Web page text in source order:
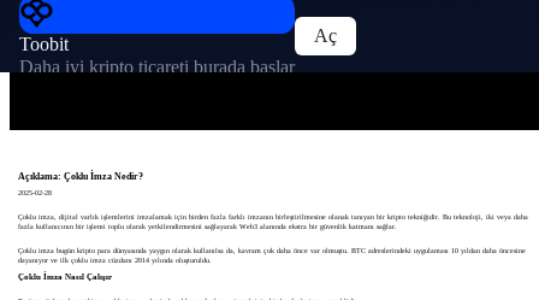
Toobit
Daha iyi kripto ticareti burada başlar
Aç
Açıklama: Çoklu İmza Nedir?
2025-02-28
Çoklu imza, dijital varlık işlemlerini imzalamak için birden fazla farklı imzanın birleştirilmesine olanak tanıyan bir kripto tekniğidir. Bu teknoloji, iki veya daha
fazla kullanıcının bir işlemi toplu olarak yetkilendirmesini sağlayarak Web3 alanında ekstra bir güvenlik katmanı sağlar.
Çoklu imza bugün kripto para dünyasında yaygın olarak kullanılsa da, kavram çok daha önce var olmuştu. BTC adreslerindeki uygulaması 10 yıldan daha öncesine
dayanıyor ve ilk çoklu imza cüzdanı 2014 yılında oluşturuldu.
Çoklu İmza Nasıl Çalışır